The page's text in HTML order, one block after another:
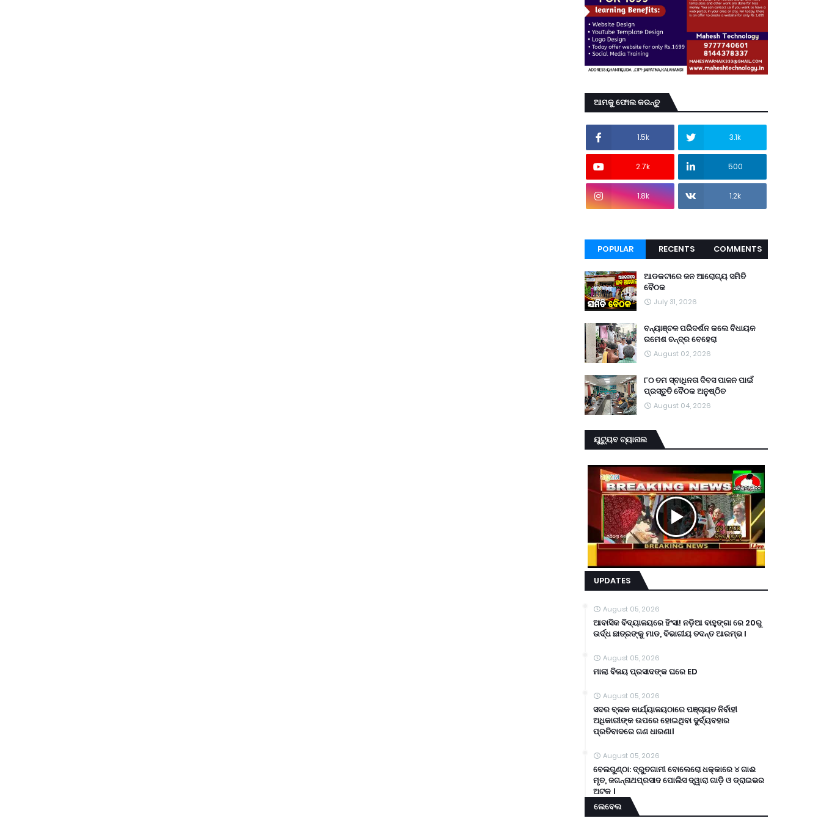
ଆମକୁ ଫୋଲ କରନ୍ତୁ
1.5k 3.1k
2.7k 500
1.8k 1.2k
POPULAR RECENTS COMMENTS
ଆଡକଟାରେ ଜନ ଆରୋଗ୍ୟ ସମିତି
ବୈଠକ
July 31, 2026
ବନ୍ୟାଞ୍ଚଳ ପରିଦର୍ଶନ କଲେ ବିଧାୟକ
ରମେଶ ଚନ୍ଦ୍ର ବେହେରା
August 02, 2026
୮୦ ତମ ସ୍ବାଧିନତା ଦିବସ ପାଳନ ପାଇଁ
ପ୍ରସ୍ତୁତି ବୈଠକ ଅନୁଷ୍ଠିତ
August 04, 2026
ୟୁଟ୍ୟୁବ ଚ୍ୟାନାଲ
UPDATES
August 05, 2026
ଆବାସିକ ବିଦ୍ୟାଳୟରେ ହିଂସା! ନଡ଼ିଆ ବାହୁଙ୍ଗା ରେ 20ରୁ
ଉର୍ଦ୍ଧ ଛାତ୍ରଙ୍କୁ ମାଡ, ବିଭାଗୀୟ ତଦନ୍ତ ଆରମ୍ଭ l
August 05, 2026
ମାଲା ବିଜୟ ପ୍ରସାଦଙ୍କ ଘରେ ED
August 05, 2026
ସଦର ବ୍ଲକ କାର୍ଯ୍ୟାଳୟଠାରେ ପଞ୍ଚାୟତ ନିର୍ବାହୀ
ଅଧିକାରୀଙ୍କ ଉପରେ ହୋଇଥିବା ଦୁର୍ବ୍ୟବହାର
ପ୍ରତିବାଦରେ ଗଣ ଧାରଣା।
August 05, 2026
ବେଲଗୁଣ୍ଠା: ଦ୍ରୁତଗାମୀ ବୋଲେରୋ ଧକ୍କାରେ ୪ ଗାଈ
ମୃତ, ଜଗନ୍ନାଥପ୍ରସାଦ ପୋଲିସ ଦ୍ୱାରା ଗାଡ଼ି ଓ ଡ୍ରାଇଭର
ଅଟକ ।
ଲେବେଲ